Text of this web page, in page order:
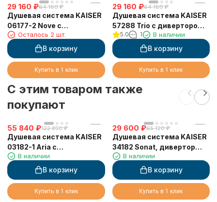
29 160 ₽64 160 ₽
Душевая система KAISER
06177-2 Nove с
термостатом 6282
Осталось 2 шт.
В корзину
Купить в 1 клик
29 160 ₽64 160 ₽
Душевая система KAISER
57288 Trio с дивертором
58DR
5.0 1 В наличии
В корзину
Купить в 1 клик
C этим товаром также
покупают
55 840 ₽122 850 ₽
Душевая система KAISER
03182-1 Aria с
термостатом 6282
В наличии
В корзину
Купить в 1 клик
29 600 ₽65 120 ₽
Душевая система KAISER
34182 Sonat, дивертор
6034В наличии
В корзину
Купить в 1 клик